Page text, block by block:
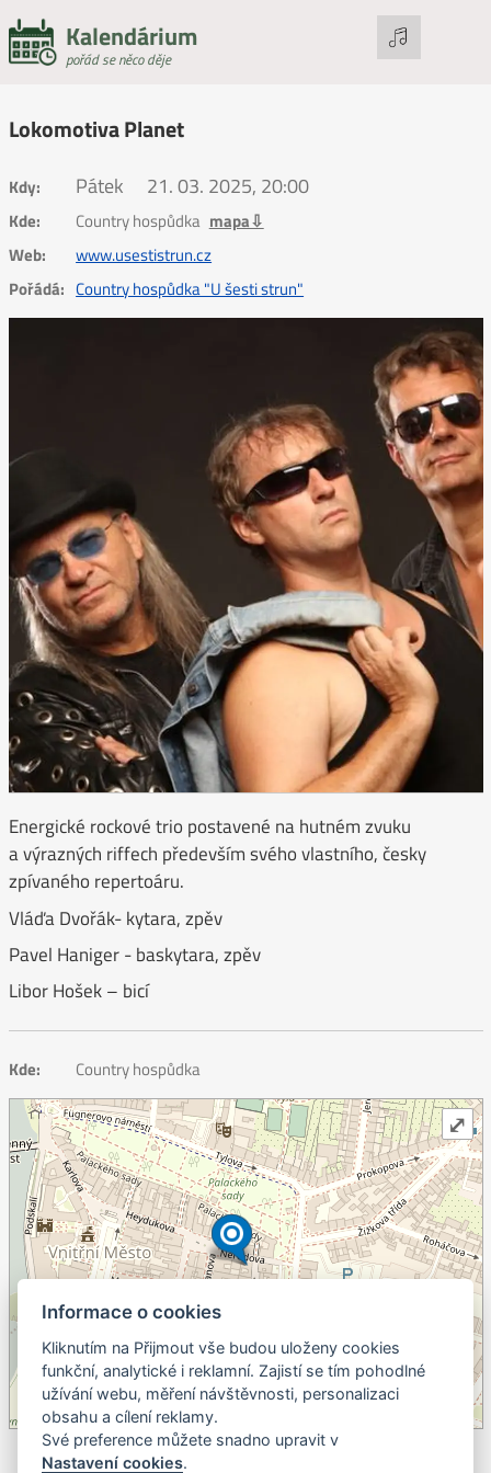
Kalendárium
pořád se něco děje
Lokomotiva Planet
Kdy: Pátek 21. 03. 2025, 20:00
Kde: Country hospůdka mapa⇩
Web:
www.usestistrun.cz
Pořádá: Country hospůdka "U šesti strun"
Energické rockové trio postavené na hutném zvuku
a výrazných riffech především svého vlastního, česky
zpívaného repertoáru.
Vláďa Dvořák- kytara, zpěv
Pavel Haniger - baskytara, zpěv
Libor Hošek – bicí
Kde: Country hospůdka
©OpenStreetMapcontributors.
⤢
Informace o cookies
Kliknutím na Přijmout vše budou uloženy cookies
funkční, analytické i reklamní. Zajistí se tím pohodlné
užívání webu, měření návštěvnosti, personalizaci
obsahu a cílení reklamy.
Své preference můžete snadno upravit v
Nastavení cookies.